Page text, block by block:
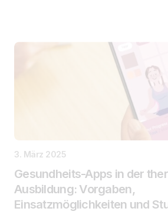
3. März 2025
Gesundheits-Apps in der
Ausbildung: Vorgaben,
Einsatzmöglichkeiten und